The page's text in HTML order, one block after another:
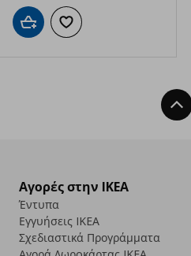
Προσθήκη στο καλάθι
Προσθήκη στα αγαπημένα
Αγορές στην IKEA
Έντυπα
Εγγυήσεις IKEA
Σχεδιαστικά Προγράμματα